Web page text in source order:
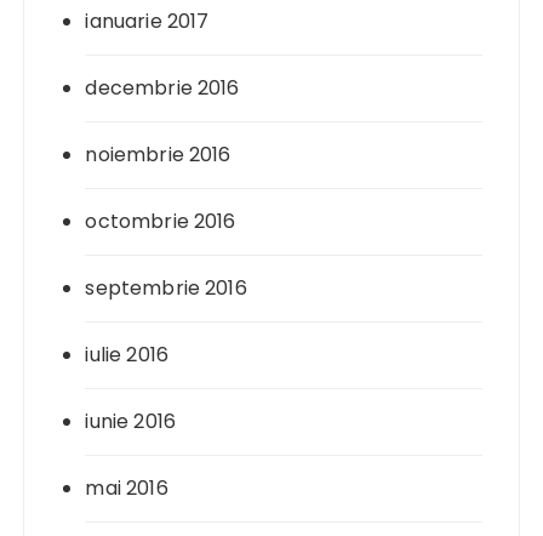
ianuarie 2017
decembrie 2016
noiembrie 2016
octombrie 2016
septembrie 2016
iulie 2016
iunie 2016
mai 2016